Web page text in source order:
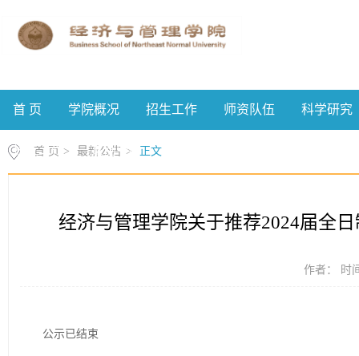
首 页 学院概况 招生工作 师资队伍 科学研究
校友工作 案例中心
首 页 > 最新公告 > 正文
经济与管理学院关于推荐2024届全
作者： 时
公示已结束